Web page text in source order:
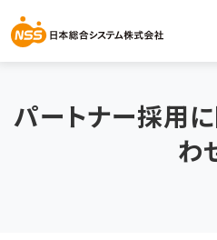
パートナー採用
わ